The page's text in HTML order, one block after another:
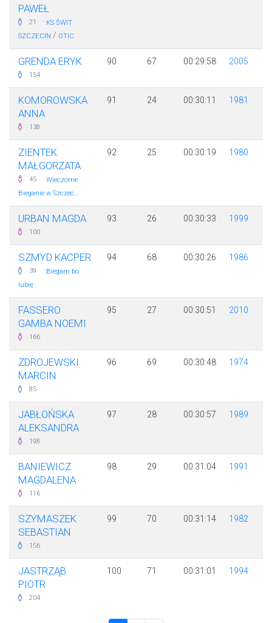
PAWEŁ
21 · KS ŚWIT
SZCZECIN / OTIC
GRENDA ERYK
154
90 67 00:29:58 2005
KOMOROWSKA
ANNA
138
91 24 00:30:11 1981
ZIENTEK
MAŁGORZATA
45 · Wieczorne
Bieganie w Szczec...
92 25 00:30:19 1980
URBAN MAGDA
100
93 26 00:30:33 1999
SZMYD KACPER
39 · Biegam bo
lubię
94 68 00:30:26 1986
FASSERO
GAMBA NOEMI
166
95 27 00:30:51 2010
ZDROJEWSKI
MARCIN
85
96 69 00:30:48 1974
JABŁOŃSKA
ALEKSANDRA
198
97 28 00:30:57 1989
BANIEWICZ
MAGDALENA
116
98 29 00:31:04 1991
SZYMASZEK
SEBASTIAN
156
99 70 00:31:14 1982
JASTRZĄB
PIOTR
204
100 71 00:31:01 1994